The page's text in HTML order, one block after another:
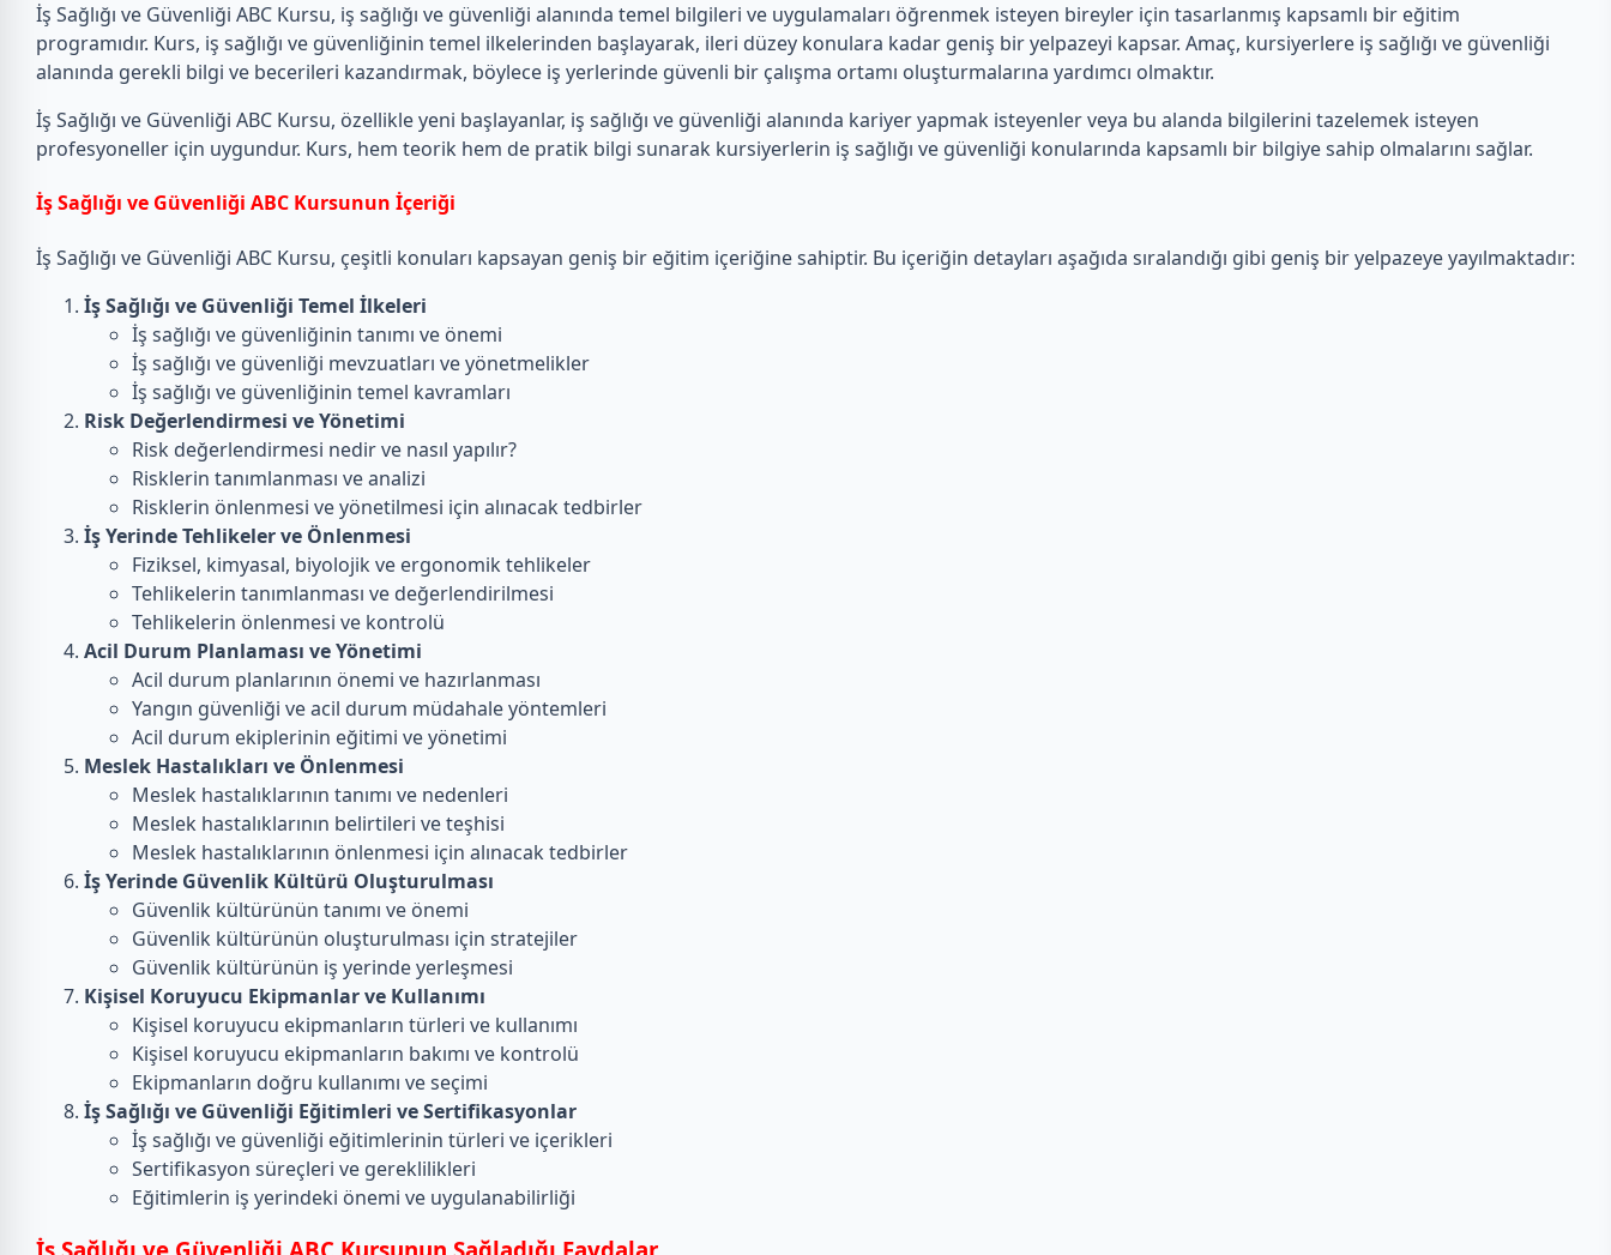
İş Sağlığı ve Güvenliği ABC Kursu, iş sağlığı ve güvenliği alanında temel bilgileri ve uygulamaları öğrenmek isteyen bireyler için tasarlanmış kapsamlı bir eğitim
programıdır. Kurs, iş sağlığı ve güvenliğinin temel ilkelerinden başlayarak, ileri düzey konulara kadar geniş bir yelpazeyi kapsar. Amaç, kursiyerlere iş sağlığı ve güvenliği
alanında gerekli bilgi ve becerileri kazandırmak, böylece iş yerlerinde güvenli bir çalışma ortamı oluşturmalarına yardımcı olmaktır.
İş Sağlığı ve Güvenliği ABC Kursu, özellikle yeni başlayanlar, iş sağlığı ve güvenliği alanında kariyer yapmak isteyenler veya bu alanda bilgilerini tazelemek isteyen
profesyoneller için uygundur. Kurs, hem teorik hem de pratik bilgi sunarak kursiyerlerin iş sağlığı ve güvenliği konularında kapsamlı bir bilgiye sahip olmalarını sağlar.
İş Sağlığı ve Güvenliği ABC Kursunun İçeriği
İş Sağlığı ve Güvenliği ABC Kursu, çeşitli konuları kapsayan geniş bir eğitim içeriğine sahiptir. Bu içeriğin detayları aşağıda sıralandığı gibi geniş bir yelpazeye yayılmaktadır:
İş Sağlığı ve Güvenliği Temel İlkeleri
İş sağlığı ve güvenliğinin tanımı ve önemi
İş sağlığı ve güvenliği mevzuatları ve yönetmelikler
İş sağlığı ve güvenliğinin temel kavramları
Risk Değerlendirmesi ve Yönetimi
Risk değerlendirmesi nedir ve nasıl yapılır?
Risklerin tanımlanması ve analizi
Risklerin önlenmesi ve yönetilmesi için alınacak tedbirler
İş Yerinde Tehlikeler ve Önlenmesi
Fiziksel, kimyasal, biyolojik ve ergonomik tehlikeler
Tehlikelerin tanımlanması ve değerlendirilmesi
Tehlikelerin önlenmesi ve kontrolü
Acil Durum Planlaması ve Yönetimi
Acil durum planlarının önemi ve hazırlanması
Yangın güvenliği ve acil durum müdahale yöntemleri
Acil durum ekiplerinin eğitimi ve yönetimi
Meslek Hastalıkları ve Önlenmesi
Meslek hastalıklarının tanımı ve nedenleri
Meslek hastalıklarının belirtileri ve teşhisi
Meslek hastalıklarının önlenmesi için alınacak tedbirler
İş Yerinde Güvenlik Kültürü Oluşturulması
Güvenlik kültürünün tanımı ve önemi
Güvenlik kültürünün oluşturulması için stratejiler
Güvenlik kültürünün iş yerinde yerleşmesi
Kişisel Koruyucu Ekipmanlar ve Kullanımı
Kişisel koruyucu ekipmanların türleri ve kullanımı
Kişisel koruyucu ekipmanların bakımı ve kontrolü
Ekipmanların doğru kullanımı ve seçimi
İş Sağlığı ve Güvenliği Eğitimleri ve Sertifikasyonlar
İş sağlığı ve güvenliği eğitimlerinin türleri ve içerikleri
Sertifikasyon süreçleri ve gereklilikleri
Eğitimlerin iş yerindeki önemi ve uygulanabilirliği